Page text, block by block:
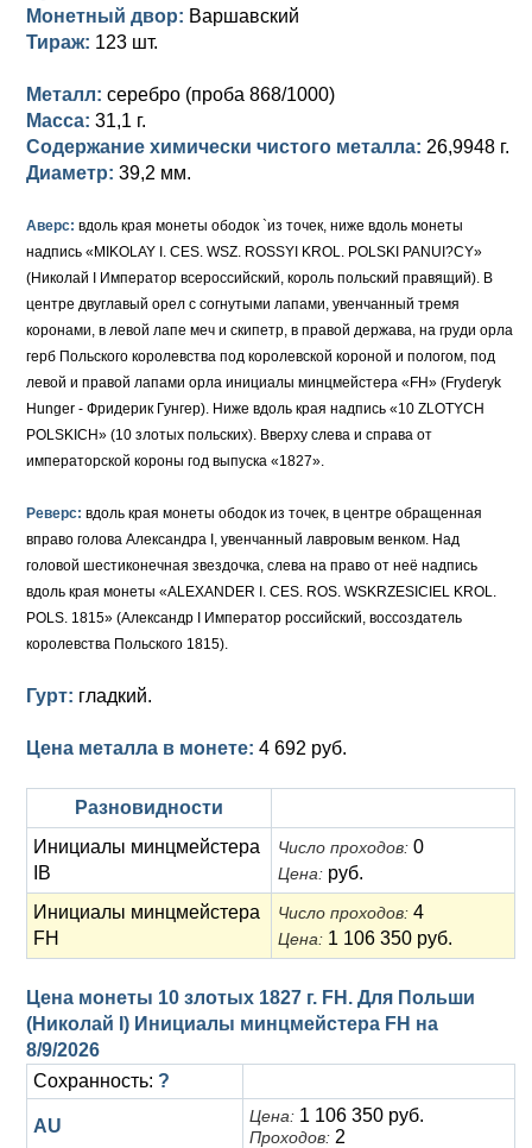
Памятные и донативные
Для Грузии
Для Польши
Памятные и донативные
Медь
Для Польши
Серебро
Золото
Сибирские монеты
Таврические монеты
Петр III (1762)
Елизавета I (1741-1762)
Серебро
Для Пруссии
Ливонезы
Альбертусталер
Иоанн Антонович (1740-1741)
Анна Иоанновна (1730-1740)
Екатерина I (1725-1727)
Петр I (1682-1725)
Золото
Серебро
Монетный двор: Варшавский
Тираж: 123 шт.
Металл: серебро (проба 868/1000)
Масса: 31,1 г.
Содержание химически чистого металла: 26,9948 г.
Диаметр: 39,2 мм.
Аверс: вдоль края монеты ободок `из точек, ниже вдоль монеты
надпись «MIKOLAY I. CES. WSZ. ROSSYI KROL. POLSKI PANUI?CY»
(Николай I Император всероссийский, король польский правящий). В
центре двуглавый орел с согнутыми лапами, увенчанный тремя
коронами, в левой лапе меч и скипетр, в правой держава, на груди орла
герб Польского королевства под королевской короной и пологом, под
левой и правой лапами орла инициалы минцмейстера «FH» (Fryderyk
Hunger - Фридерик Гунгер). Ниже вдоль края надпись «10 ZLOTYCH
POLSKICH» (10 злотых польских). Вверху слева и справа от
императорской короны год выпуска «1827».
Реверс: вдоль края монеты ободок из точек, в центре обращенная
вправо голова Александра I, увенчанный лавровым венком. Над
головой шестиконечная звездочка, слева на право от неё надпись
вдоль края монеты «ALEXANDER I. CES. ROS. WSKRZESICIEL KROL.
POLS. 1815» (Александр I Император российский, воссоздатель
королевства Польского 1815).
Гурт: гладкий.
Цена металла в монете: 4 692 руб.
Разновидности
Инициалы минцмейстера
IB
Число проходов: 0
Цена: руб.
Инициалы минцмейстера
FH
Число проходов: 4
Цена: 1 106 350 руб.
Цена монеты 10 злотых 1827 г. FH. Для Польши
(Николай I) Инициалы минцмейстера FH на
8/9/2026
Сохранность: ?
AU Цена: 1 106 350 руб.
Проходов: 2